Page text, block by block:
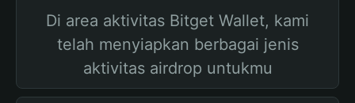
Di area aktivitas Bitget Wallet, kami
telah menyiapkan berbagai jenis
aktivitas airdrop untukmu